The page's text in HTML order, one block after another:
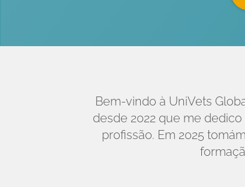
Bem-vindo à UniVets
desde 2022 que me
profissão. Em 2025